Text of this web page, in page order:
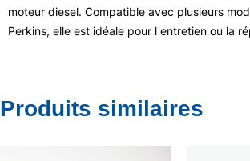
moteur diesel. Compatible avec plusieurs
Perkins, elle est idéale pour l entretien ou la
Produits similaires